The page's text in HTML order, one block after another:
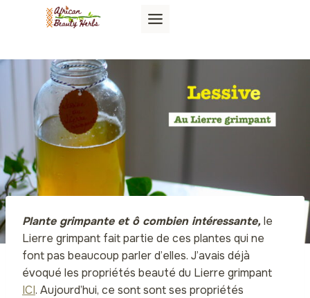
Plante grimpante et ô combien intéressante,le
Lierre grimpant fait partie de ces plantes qui ne
font pas beaucoup parler d’elles. J’avais déjà
évoqué les propriétés beauté du Lierre grimpant
ICI. Aujourd’hui, ce sont sont ses propriétés